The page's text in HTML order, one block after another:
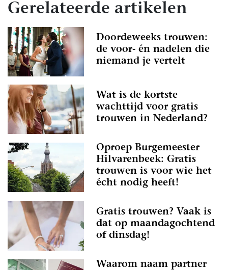
Gerelateerde artikelen
Doordeweeks trouwen:
de voor- én nadelen die
niemand je vertelt
Wat is de kortste
wachttijd voor gratis
trouwen in Nederland?
Oproep Burgemeester
Hilvarenbeek: Gratis
trouwen is voor wie het
écht nodig heeft!
Gratis trouwen? Vaak is
dat op maandagochtend
of dinsdag!
Waarom naam partner